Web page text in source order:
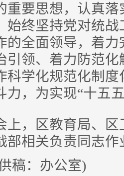
重要思想，认真
始终坚持党对统
的全面领导，着
引领、着力防范
科学化规范化制
力，为实现“十五
区教育局、区
部相关负责同志作
：办公室)